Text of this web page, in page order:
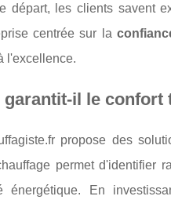
départ, les clients savent
centrée sur la
l'excellence.
il le confort
propose des
permet d'identifier
énergétique. En